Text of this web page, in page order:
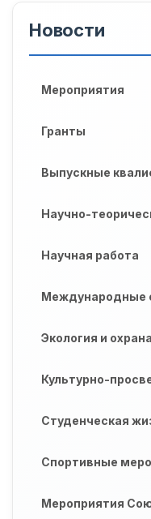
Новости
Мероприятия
Гранты
Выпускные
Научно-
Научная работа
Международные
Экология и
Культурно-
Студенческая
Спортивные
Мероприятия